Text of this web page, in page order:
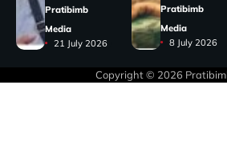
Pratibimb
Media
21 July 2026
Pratibimb
Media
8 July 2026
Copyright © 2026